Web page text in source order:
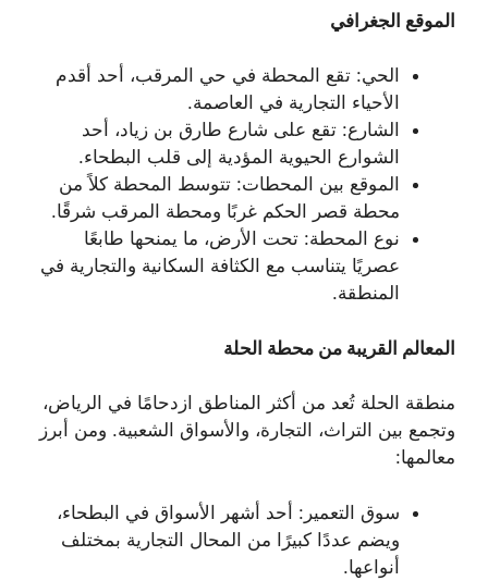
الموقع الجغرافي
الحي: تقع المحطة في حي المرقب، أحد أقدم
الأحياء التجارية في العاصمة.
الشارع: تقع على شارع طارق بن زياد، أحد
الشوارع الحيوية المؤدية إلى قلب البطحاء.
الموقع بين المحطات: تتوسط المحطة كلاً من
محطة قصر الحكم غربًا ومحطة المرقب شرقًا.
نوع المحطة: تحت الأرض، ما يمنحها طابعًا
عصريًا يتناسب مع الكثافة السكانية والتجارية في
المنطقة.
المعالم القريبة من محطة الحلة
منطقة الحلة تُعد من أكثر المناطق ازدحامًا في الرياض،
وتجمع بين التراث، التجارة، والأسواق الشعبية. ومن أبرز
معالمها:
سوق التعمير: أحد أشهر الأسواق في البطحاء،
ويضم عددًا كبيرًا من المحال التجارية بمختلف
أنواعها.